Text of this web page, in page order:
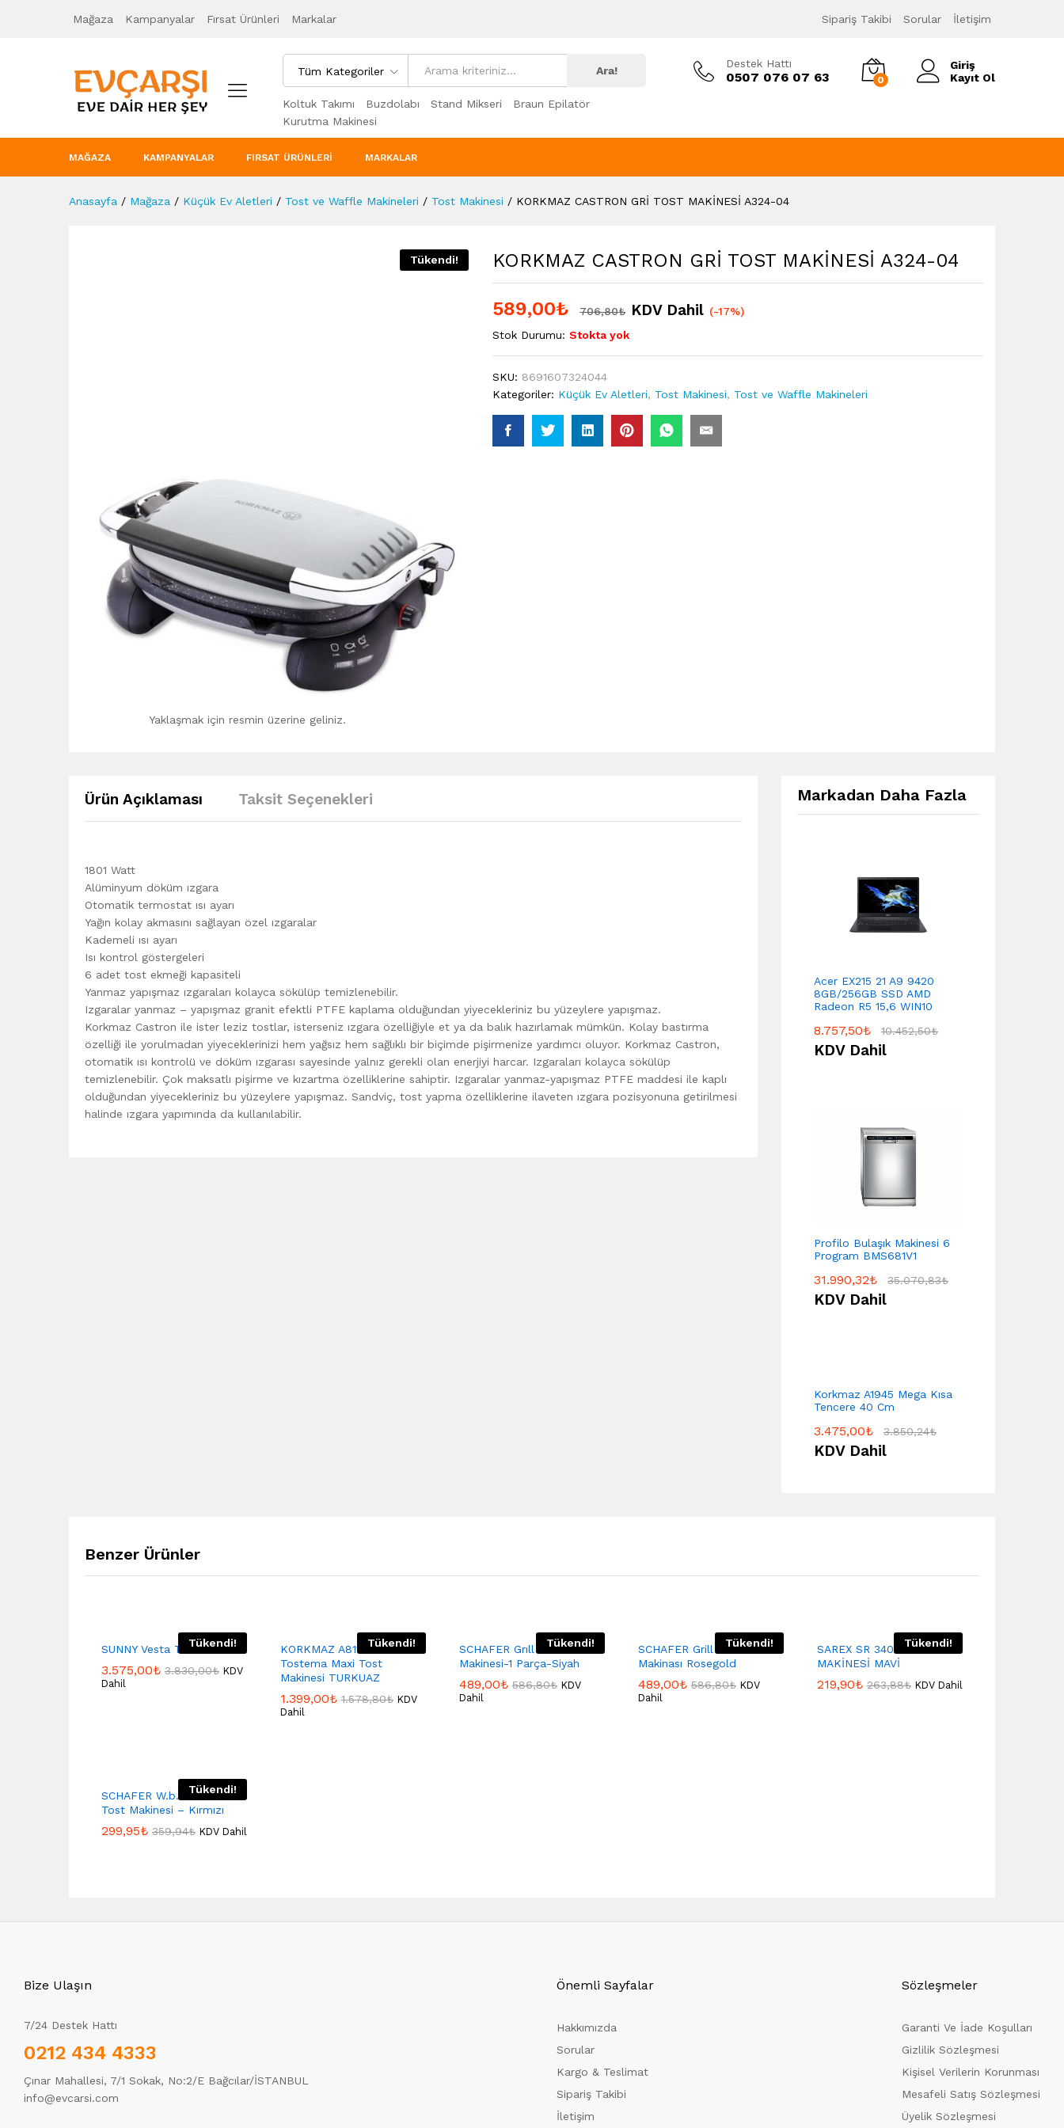
Mağaza Kampanyalar Fırsat Ürünleri Markalar Sipariş Takibi Sorular İletişim
Tüm Kategoriler Ara!
Koltuk Takımı Buzdolabı Stand Mikseri
Braun Epilatör
Kurutma Makinesi
Destek Hattı
0507 076 07 63 0
Giriş
Kayıt Ol
MAĞAZA KAMPANYALAR FIRSAT ÜRÜNLERI MARKALAR
Anasayfa / Mağaza / Küçük Ev Aletleri / Tost ve Waffle Makineleri / Tost Makinesi / KORKMAZ CASTRON GRİ TOST MAKİNESİ A324-04
Tükendi!
Yaklaşmak için resmin üzerine geliniz.
KORKMAZ CASTRON GRİ TOST MAKİNESİ A324-04
589,00₺ 706,80₺ KDV Dahil (-17%)
Stok Durumu: Stokta yok
SKU: 8691607324044
Kategoriler: Küçük Ev Aletleri, Tost Makinesi, Tost ve Waffle Makineleri
Ürün Açıklaması Taksit Seçenekleri
1801 Watt
Alüminyum döküm ızgara
Otomatik termostat ısı ayarı
Yağın kolay akmasını sağlayan özel ızgaralar
Kademeli ısı ayarı
Isı kontrol göstergeleri
6 adet tost ekmeği kapasiteli
Yanmaz yapışmaz ızgaraları kolayca sökülüp temizlenebilir.
Izgaralar yanmaz – yapışmaz granit efektli PTFE kaplama olduğundan yiyecekleriniz bu yüzeylere yapışmaz.
Korkmaz Castron ile ister leziz tostlar, isterseniz ızgara özelliğiyle et ya da balık hazırlamak mümkün. Kolay bastırma
özelliği ile yorulmadan yiyeceklerinizi hem yağsız hem sağlıklı bir biçimde pişirmenize yardımcı oluyor. Korkmaz Castron,
otomatik ısı kontrolü ve döküm ızgarası sayesinde yalnız gerekli olan enerjiyi harcar. Izgaraları kolayca sökülüp
temizlenebilir. Çok maksatlı pişirme ve kızartma özelliklerine sahiptir. Izgaralar yanmaz-yapışmaz PTFE maddesi ile kaplı
olduğundan yiyecekleriniz bu yüzeylere yapışmaz. Sandviç, tost yapma özelliklerine ilaveten ızgara pozisyonuna getirilmesi
halinde ızgara yapımında da kullanılabilir.
Markadan Daha Fazla
Acer EX215 21 A9 9420
8GB/256GB SSD AMD
Radeon R5 15,6 WIN10
8.757,50₺ 10.452,50₺
KDV Dahil
Profilo Bulaşık Makinesi 6
Program BMS681V1
31.990,32₺ 35.070,83₺
KDV Dahil
Korkmaz A1945 Mega Kısa
Tencere 40 Cm
3.475,00₺ 3.850,24₺
KDV Dahil
Benzer Ürünler
Tükendi!
SUNNY Vesta Tost Makinesi
3.575,00₺ 3.830,00₺ KDV
Dahil
Tükendi!
KORKMAZ A811 KROM
Tostema Maxi Tost
Makinesi TURKUAZ
1.399,00₺ 1.578,80₺ KDV
Dahil
Tükendi!
SCHAFER Grıll Haus Tost
Makinesi-1 Parça-Siyah
489,00₺ 586,80₺ KDV
Dahil
Tükendi!
SCHAFER Grill Haus Tost
Makinası Rosegold
489,00₺ 586,80₺ KDV
Dahil
Tükendi!
SAREX SR 3400 TOST
MAKİNESİ MAVİ
219,90₺ 263,88₺ KDV Dahil
Tükendi!
SCHAFER W.b. Grill Chef
Tost Makinesi – Kırmızı
299,95₺ 359,94₺ KDV Dahil
Bize Ulaşın
7/24 Destek Hattı
0212 434 4333
Çınar Mahallesi, 7/1 Sokak, No:2/E Bağcılar/İSTANBUL
info@evcarsi.com
Önemli Sayfalar
Hakkımızda
Sorular
Kargo & Teslimat
Sipariş Takibi
İletişim
Sözleşmeler
Garanti Ve İade Koşulları
Gizlilik Sözleşmesi
Kişisel Verilerin Korunması
Mesafeli Satış Sözleşmesi
Üyelik Sözleşmesi
Ürün Açıklaması Taksit Seçenekleri 706,80